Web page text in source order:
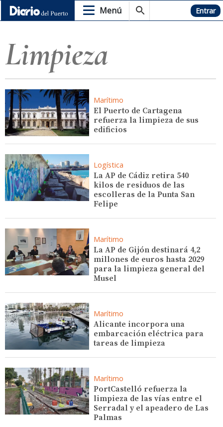
Menú Hemeroteca Entrar
Limpieza
Marítimo
El Puerto de Cartagena
refuerza la limpieza de sus
edificios
Logística
La AP de Cádiz retira 540
kilos de residuos de las
escolleras de la Punta San
Felipe
Marítimo
La AP de Gijón destinará 4,2
millones de euros hasta 2029
para la limpieza general del
Musel
Marítimo
Alicante incorpora una
embarcación eléctrica para
tareas de limpieza
Marítimo
PortCastelló refuerza la
limpieza de las vías entre el
Serradal y el apeadero de Las
Palmas